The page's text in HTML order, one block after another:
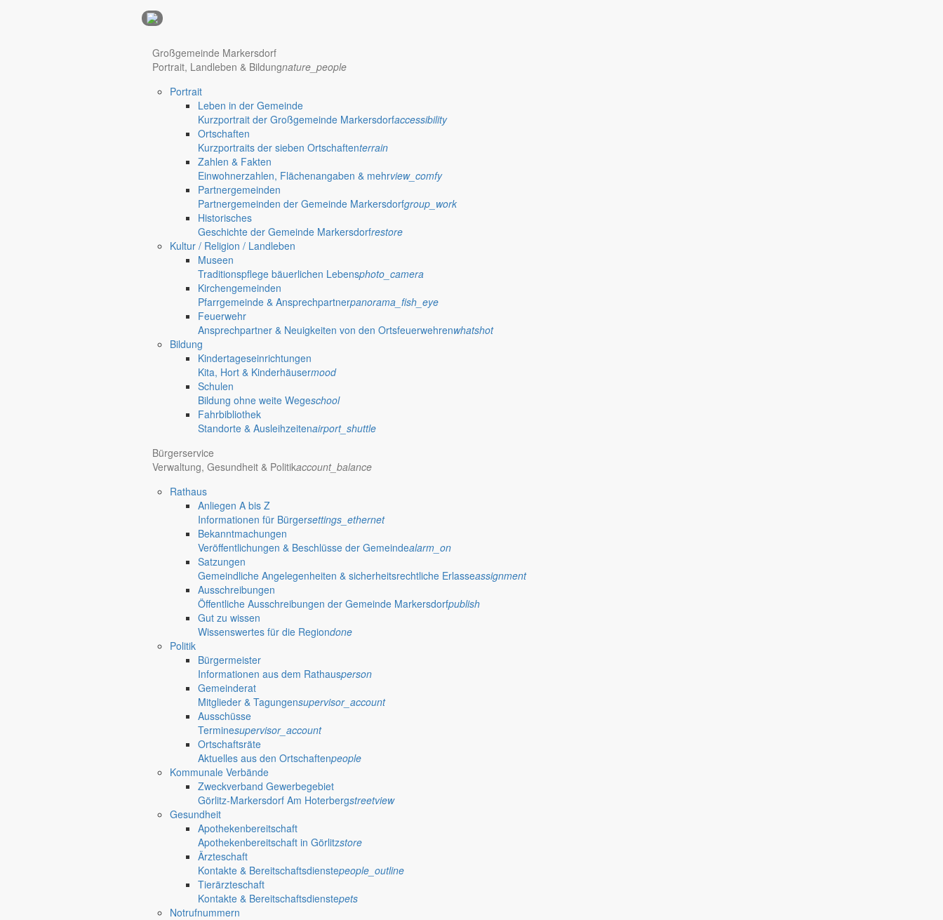
Hotel Nürnberg
anzeigen@gemeinde-markersdorf.de
Großgemeinde Markersdorf
Portrait, Landleben & Bildungnature_people
Portrait
Leben in der Gemeinde
Kurzportrait der Großgemeinde Markersdorfaccessibility
Ortschaften
Kurzportraits der sieben Ortschaftenterrain
Zahlen & Fakten
Einwohnerzahlen, Flächenangaben & mehrview_comfy
Partnergemeinden
Partnergemeinden der Gemeinde Markersdorfgroup_work
Historisches
Geschichte der Gemeinde Markersdorfrestore
Kultur / Religion / Landleben
Museen
Traditionspflege bäuerlichen Lebensphoto_camera
Kirchengemeinden
Pfarrgemeinde & Ansprechpartnerpanorama_fish_eye
Feuerwehr
Ansprechpartner & Neuigkeiten von den Ortsfeuerwehrenwhatshot
Bildung
Kindertageseinrichtungen
Kita, Hort & Kinderhäusermood
Schulen
Bildung ohne weite Wegeschool
Fahrbibliothek
Standorte & Ausleihzeitenairport_shuttle
Bürgerservice
Verwaltung, Gesundheit & Politikaccount_balance
Rathaus
Anliegen A bis Z
Informationen für Bürgersettings_ethernet
Bekanntmachungen
Veröffentlichungen & Beschlüsse der Gemeindealarm_on
Satzungen
Gemeindliche Angelegenheiten & sicherheitsrechtliche Erlasseassignment
Ausschreibungen
Öffentliche Ausschreibungen der Gemeinde Markersdorfpublish
Gut zu wissen
Wissenswertes für die Regiondone
Politik
Bürgermeister
Informationen aus dem Rathausperson
Gemeinderat
Mitglieder & Tagungensupervisor_account
Ausschüsse
Terminesupervisor_account
Ortschaftsräte
Aktuelles aus den Ortschaftenpeople
Kommunale Verbände
Zweckverband Gewerbegebiet
Görlitz-Markersdorf Am Hoterbergstreetview
Gesundheit
Apothekenbereitschaft
Apothekenbereitschaft in Görlitzstore
Ärzteschaft
Kontakte & Bereitschaftsdienstepeople_outline
Tierärzteschaft
Kontakte & Bereitschaftsdienstepets
Notrufnummern
chevron_right Aktivitäten chevron_right Veranstaltungen